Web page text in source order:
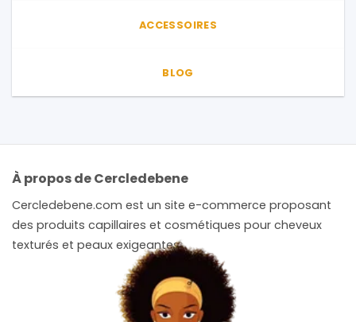
ACCESSOIRES
BLOG
À propos de Cercledebene
Cercledebene.com est un site e-commerce proposant
des produits capillaires et cosmétiques pour cheveux
texturés et peaux exigeantes.